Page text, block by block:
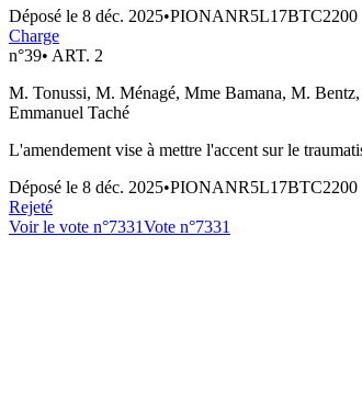
Déposé le 8 déc. 2025•PIONANR5L17BTC2200
Charge
n°39• ART. 2
M. Tonussi, M. Ménagé, Mme Bamana, M.
Emmanuel Taché
L'amendement vise à mettre l'accent sur le
Déposé le 8 déc. 2025•PIONANR5L17BTC2200
Rejeté
Voir le vote n°7331Vote n°7331